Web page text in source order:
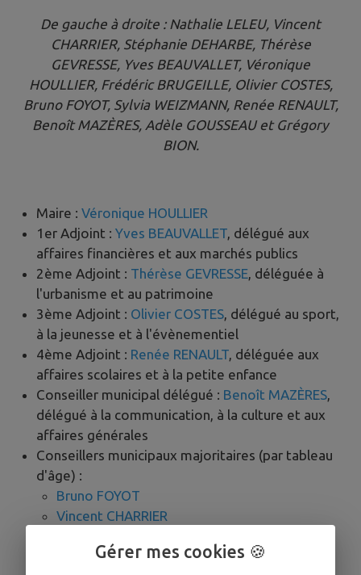
De gauche à droite : Nathalie LELEU, Vincent
CHARRIER, Stéphanie DEHARBE, Thérèse
GEVRESSE, Yves BEAUVALLET, Véronique
HOULLIER, Frédéric BRUGEILLE, Olivier COSTES,
Bruno FOYOT, Sylvia WEIZMANN, Renée RENAULT,
Benoît MAZÈRES, Adèle GOUSSEAU et Grégory
BION.
Maire : Véronique HOULLIER
1er Adjoint : Yves BEAUVALLET, délégué aux
affaires financières et aux marchés publics
2ème Adjoint : Thérèse GEVRESSE, déléguée à
l'urbanisme et au patrimoine
3ème Adjoint : Olivier COSTES, délégué au sport,
à la jeunesse et à l'évènementiel
4ème Adjoint : Renée RENAULT, déléguée aux
affaires scolaires et à la petite enfance
Conseiller municipal délégué : Benoît MAZÈRES,
délégué à la communication, à la culture et aux
affaires générales
Conseillers municipaux majoritaires (par tableau
d'âge) :
Bruno FOYOT
Vincent CHARRIER
Frédéric BRUGEILLE
Gérer mes cookies 🍪